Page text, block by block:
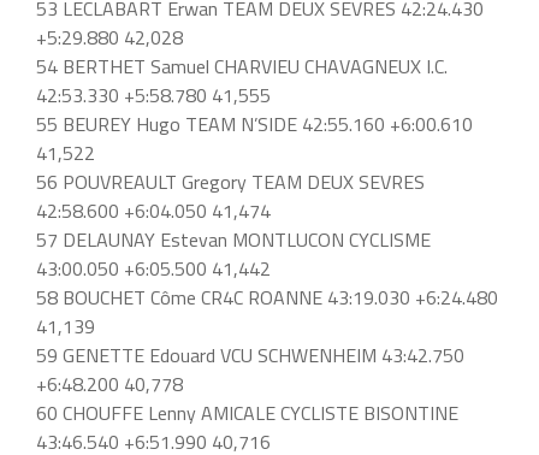
53 LECLABART Erwan TEAM DEUX SEVRES 42:24.430
+5:29.880 42,028
54 BERTHET Samuel CHARVIEU CHAVAGNEUX I.C.
42:53.330 +5:58.780 41,555
55 BEUREY Hugo TEAM N’SIDE 42:55.160 +6:00.610
41,522
56 POUVREAULT Gregory TEAM DEUX SEVRES
42:58.600 +6:04.050 41,474
57 DELAUNAY Estevan MONTLUCON CYCLISME
43:00.050 +6:05.500 41,442
58 BOUCHET Côme CR4C ROANNE 43:19.030 +6:24.480
41,139
59 GENETTE Edouard VCU SCHWENHEIM 43:42.750
+6:48.200 40,778
60 CHOUFFE Lenny AMICALE CYCLISTE BISONTINE
43:46.540 +6:51.990 40,716